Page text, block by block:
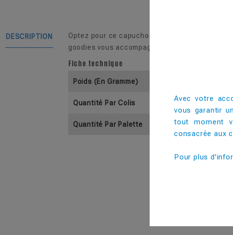
DESCRIPTION
Optez pour ce capuchon sans trou, adaptable
goodies vous accompagnera partout en toute
Fiche technique
Poids (En Gramme)
Quantité Par Colis
Quantité Par Palette
Avec votre
vous garantir
tout moment
consacrée aux
Pour plus